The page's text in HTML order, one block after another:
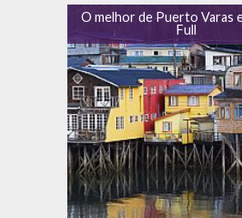
O melhor de Puerto Varas
Full